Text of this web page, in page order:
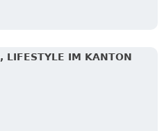
LIFESTYLE IM KANTON